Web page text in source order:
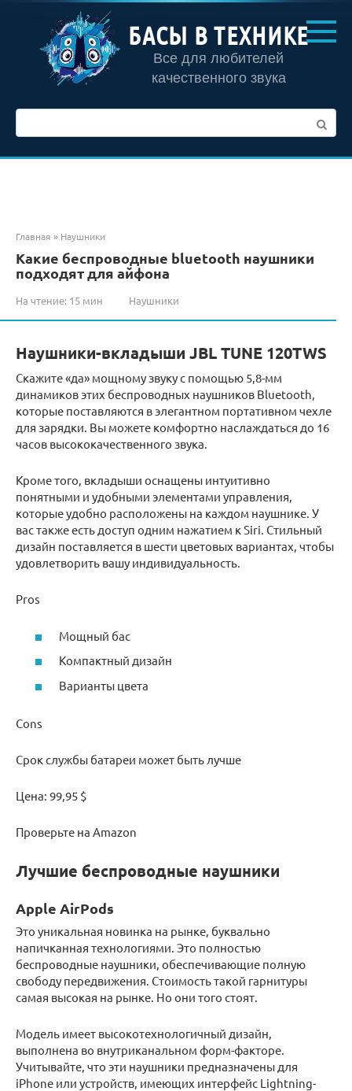
контенту
БАСЫ В ТЕХНИКЕ
Все для любителей
качественного звука
Главная » Наушники
Какие беспроводные bluetooth наушники
подходят для айфона
На чтение: 15 мин Наушники
Наушники-вкладыши JBL TUNE 120TWS
Скажите «да» мощному звуку с помощью 5,8-мм
динамиков этих беспроводных наушников Bluetooth,
которые поставляются в элегантном портативном чехле
для зарядки. Вы можете комфортно наслаждаться до 16
часов высококачественного звука.
Кроме того, вкладыши оснащены интуитивно
понятными и удобными элементами управления,
которые удобно расположены на каждом наушнике. У
вас также есть доступ одним нажатием к Siri. Стильный
дизайн поставляется в шести цветовых вариантах, чтобы
удовлетворить вашу индивидуальность.
Pros
Мощный бас
Компактный дизайн
Варианты цвета
Cons
Срок службы батареи может быть лучше
Цена: 99,95 $
Проверьте на Amazon
Лучшие беспроводные наушники
Apple AirPods
Это уникальная новинка на рынке, буквально
напичканная технологиями. Это полностью
беспроводные наушники, обеспечивающие полную
свободу передвижения. Стоимость такой гарнитуры
самая высокая на рынке. Но они того стоят.
Модель имеет высокотехнологичный дизайн,
выполнена во внутриканальном форм-факторе.
Учитывайте, что эти наушники предназначены для
iPhone или устройств, имеющих интерфейс Lightning-